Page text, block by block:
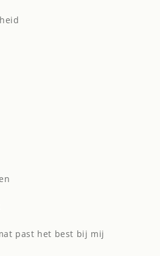
past het best bij mij